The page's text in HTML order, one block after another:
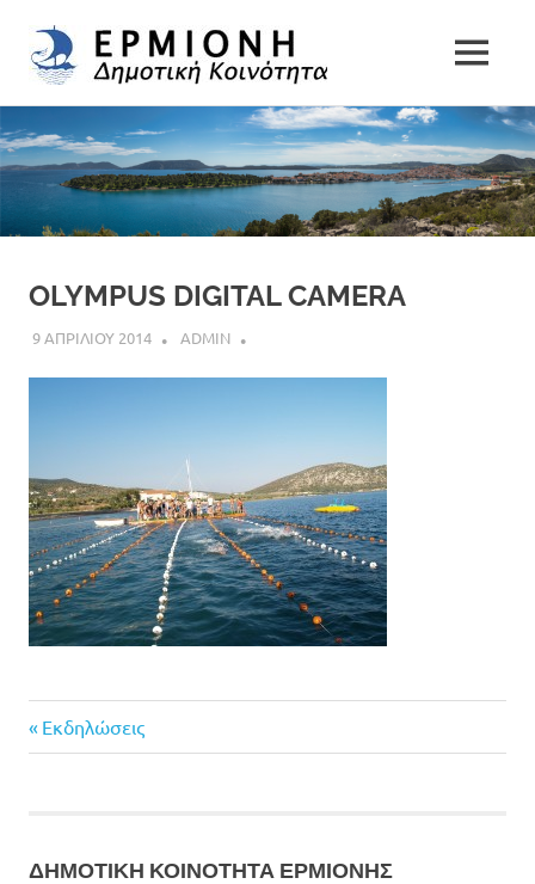
to
content
Δημοτική
Κοινότητα
Ερμιόνης
MENU
OLYMPUS DIGITAL CAMERA
9 ΑΠΡΙΛΙΟΥ 2014 ADMIN
Πλοήγηση
Previous
Post:
Εκδηλώσεις
ΔΗΜΟΤΙΚΗ ΚΟΙΝΟΤΗΤΑ ΕΡΜΙΟΝΗΣ